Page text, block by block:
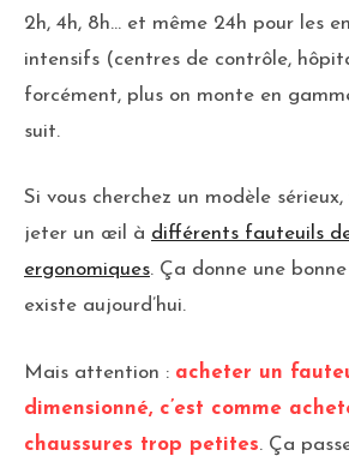
2h, 4h, 8h… et même 24h pour les
intensifs (centres de contrôle,
forcément, plus on monte en
suit.
Si vous cherchez un modèle
jeter un œil à différents fauteuils
ergonomiques. Ça donne une
existe aujourd’hui.
Mais attention : acheter un
dimensionné, c’est comme
chaussures trop petites. Ça